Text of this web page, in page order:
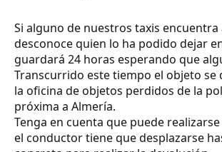
Si alguno de nuestros taxis
desconoce quien lo ha podido dejar
guardará 24 horas esperando que
Transcurrido este tiempo el objeto se
la oficina de objetos perdidos de la
próxima a Almería.
Tenga en cuenta que puede
el conductor tiene que desplazarse